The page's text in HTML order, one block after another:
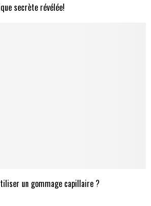
secrète révélée!
un gommage capillaire ?